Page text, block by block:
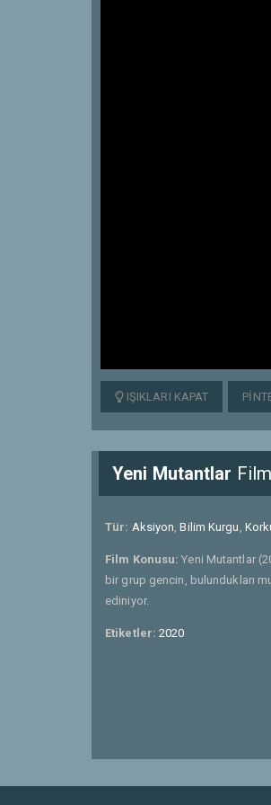
IŞIKLARI KAPAT
Yeni Mutantlar
Tür: Aksiyon,Bilim Kurgu ,
Film Konusu:Yeni Mutantlar
bir grup gencin, bulundukları
ediniyor.
Etiketler:2020